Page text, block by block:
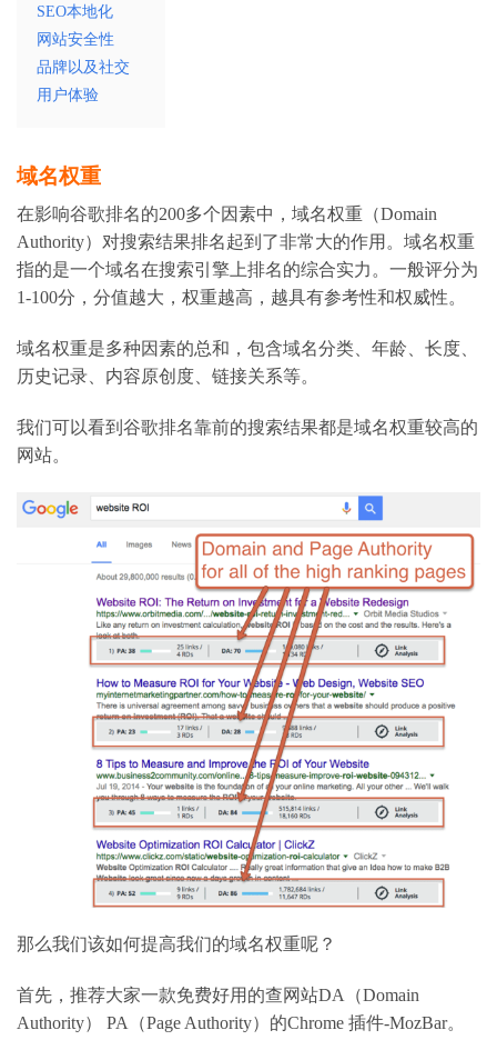
SEO本地化
网站安全性
品牌以及社交
用户体验
域名权重
在影响谷歌排名的200多个因素中，域名权重（Domain
Authority）对搜索结果排名起到了非常大的作用。域名权重
指的是一个域名在搜索引擎上排名的综合实力。一般评分为
1-100分，分值越大，权重越高，越具有参考性和权威性。
域名权重是多种因素的总和，包含域名分类、年龄、长度、
历史记录、内容原创度、链接关系等。
我们可以看到谷歌排名靠前的搜索结果都是域名权重较高的
网站。
那么我们该如何提高我们的域名权重呢？
首先，推荐大家一款免费好用的查网站DA（Domain
Authority） PA（Page Authority）的Chrome 插件-MozBar。